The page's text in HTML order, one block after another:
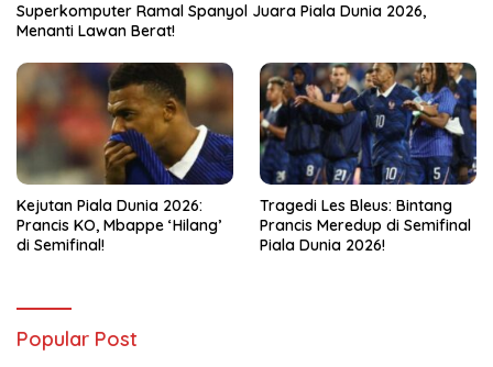
Superkomputer Ramal Spanyol Juara Piala Dunia 2026,
Menanti Lawan Berat!
Kejutan Piala Dunia 2026:
Prancis KO, Mbappe ‘Hilang’
di Semifinal!
Tragedi Les Bleus: Bintang
Prancis Meredup di Semifinal
Piala Dunia 2026!
Popular Post